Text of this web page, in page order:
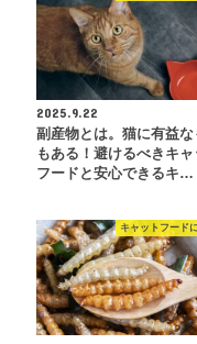
2025.9.22
副産物とは。猫に有益な
もある！避けるべきキャ
フードと安心できるキ…
キャットフード